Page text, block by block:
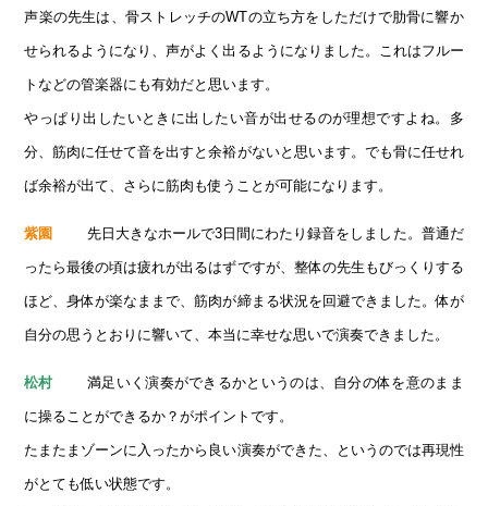
声楽の先生は、骨ストレッチのWTの立ち方をしただけで肋骨に響か
せられるようになり、声がよく出るようになりました。これはフルー
トなどの管楽器にも有効だと思います。
やっぱり出したいときに出したい音が出せるのが理想ですよね。多
分、筋肉に任せて音を出すと余裕がないと思います。でも骨に任せれ
ば余裕が出て、さらに筋肉も使うことが可能になります。
紫園 先日大きなホールで3日間にわたり録音をしました。普通だ
ったら最後の頃は疲れが出るはずですが、整体の先生もびっくりする
ほど、身体が楽なままで、筋肉が締まる状況を回避できました。体が
自分の思うとおりに響いて、本当に幸せな思いで演奏できました。
松村 満足いく演奏ができるかというのは、自分の体を意のまま
に操ることができるか？がポイントです。
たまたまゾーンに入ったから良い演奏ができた、というのでは再現性
がとても低い状態です。